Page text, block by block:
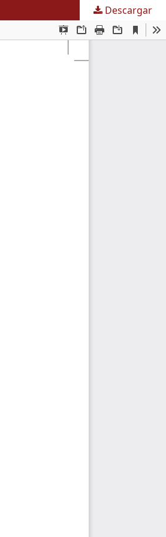
Descargar